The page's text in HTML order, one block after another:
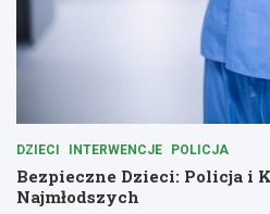
DZIECI INTERWENCJE POLICJA
Bezpieczne Dzieci: Policja i
Najmłodszych